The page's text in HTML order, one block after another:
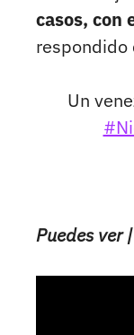
casos, con
respondido
Un
Puedes ver